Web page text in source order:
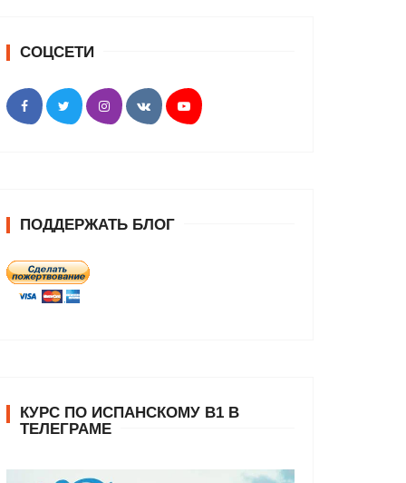
СОЦСЕТИ
ПОДДЕРЖАТЬ БЛОГ
КУРС ПО ИСПАНСКОМУ В1 В
ТЕЛЕГРАМЕ